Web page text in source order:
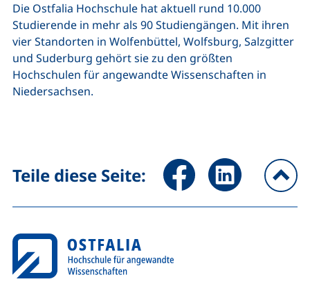
Die Ostfalia Hochschule hat aktuell rund 10.000
Studierende in mehr als 90 Studiengängen. Mit ihren
vier Standorten in Wolfenbüttel, Wolfsburg, Salzgitter
und Suderburg gehört sie zu den größten
Hochschulen für angewandte Wissenschaften in
Niedersachsen.
Teile diese Seite: Seite über Facebook teilen
Seite über